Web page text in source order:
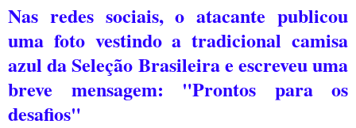
Nas redes sociais, o atacante publicou
uma foto vestindo a tradicional camisa
azul da Seleção Brasileira e escreveu uma
breve mensagem: "Prontos para os
desafios"